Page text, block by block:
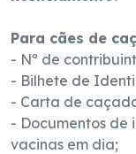
Para cães de
- Nº de
- Bilhete de
- Carta de
- Documentos
vacinas em dia;